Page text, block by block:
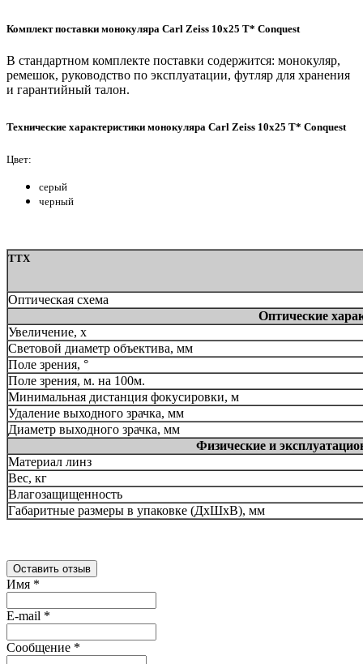
Комплект поставки монокуляра Carl Zeiss 10x25 T* Conquest
В стандартном комплекте поставки содержится: монокуляр,
ремешок, руководство по эксплуатации, футляр для хранения
и гарантийный талон.
Технические характеристики монокуляра Carl Zeiss 10x25 T* Conquest
Цвет:
серый
черный
ТТХ
Оптическая схема
Оптические
Увеличение, x
Световой диаметр объектива, мм
Поле зрения, °
Поле зрения, м. на 100м.
Минимальная дистанция фокусировки, м
Удаление выходного зрачка, мм
Диаметр выходного зрачка, мм
Физические и
Материал линз
Вес, кг
Влагозащищенность
Габаритные размеры в упаковке (ДхШхВ), мм
Оставить отзыв
Имя *
E-mail *
Сообщение *